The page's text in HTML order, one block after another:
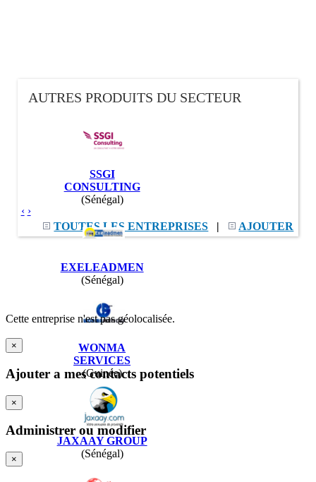
AUTRES PRODUITS DU SECTEUR
SSGI
CONSULTING
(Sénégal)
EXELEADMEN
(Sénégal)
WONMA
SERVICES
(Guinée)
JAXAAY GROUP
(Sénégal)
TOUTES LES ENTREPRISES | AJOUTER
‹ ›
Cette entreprise n'est pas géolocalisée.
×
Ajouter a mes contacts potentiels
×
Administrer ou modifier
×